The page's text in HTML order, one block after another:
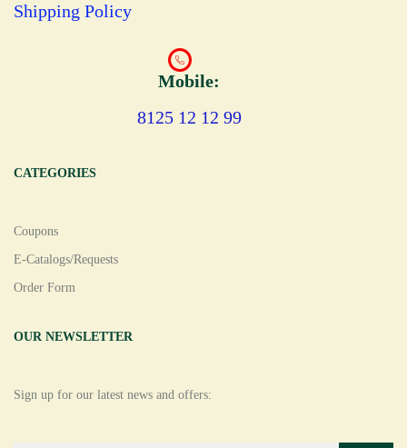
Shipping Policy
Mobile:
8125 12 12 99
CATEGORIES
Coupons
E-Catalogs/Requests
Order Form
OUR NEWSLETTER
Sign up for our latest news and offers: